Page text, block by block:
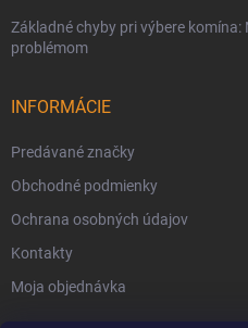
Základné chyby pri výbere
problémom
INFORMÁCIE
Predávané značky
Obchodné podmienky
Ochrana osobných údajov
Kontakty
Moja objednávka